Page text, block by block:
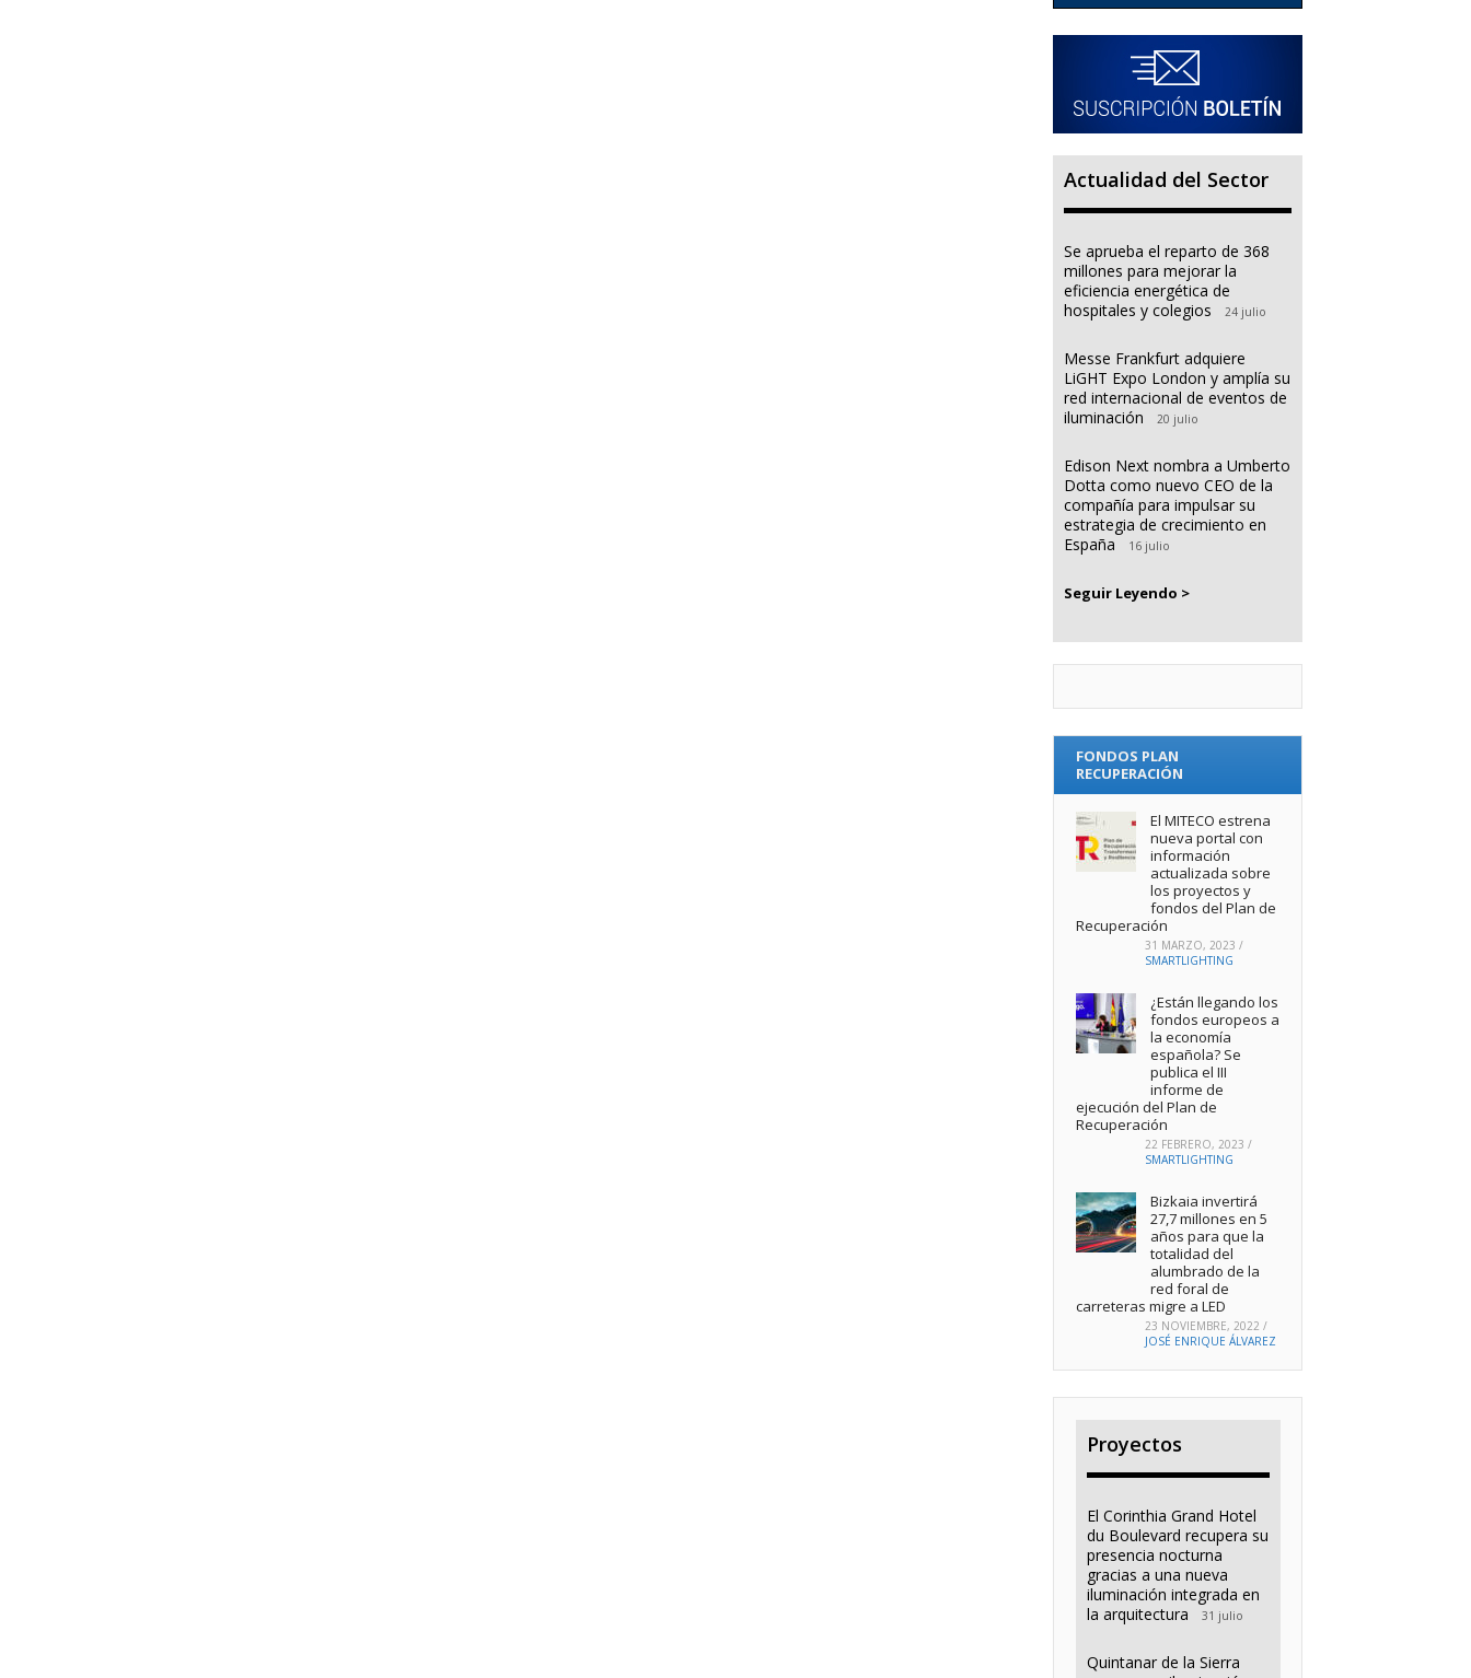
Actualidad del Sector
Se aprueba el reparto de 368
millones para mejorar la
eficiencia energética de
hospitales y colegios
24 julio
Messe Frankfurt adquiere
LiGHT Expo London y amplía su
red internacional de eventos de
iluminación
20 julio
Edison Next nombra a Umberto
Dotta como nuevo CEO de la
compañía para impulsar su
estrategia de crecimiento en
España
16 julio
Seguir Leyendo >
FONDOS PLAN
RECUPERACIÓN
El MITECO estrena
nueva portal con
información
actualizada sobre
los proyectos y
fondos del Plan de
Recuperación
31 MARZO, 2023 /
SMARTLIGHTING
¿Están llegando los
fondos europeos a
la economía
española? Se
publica el III
informe de
ejecución del Plan de
Recuperación
22 FEBRERO, 2023 /
SMARTLIGHTING
Bizkaia invertirá
27,7 millones en 5
años para que la
totalidad del
alumbrado de la
red foral de
carreteras migre a LED
23 NOVIEMBRE, 2022 /
JOSÉ ENRIQUE ÁLVAREZ
Proyectos
El Corinthia Grand Hotel
du Boulevard recupera su
presencia nocturna
gracias a una nueva
iluminación integrada en
la arquitectura
31 julio
Quintanar de la Sierra